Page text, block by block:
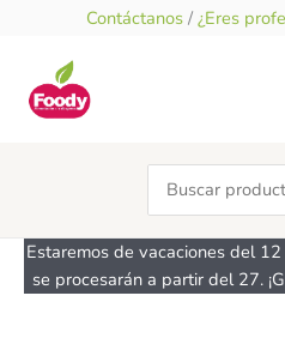
contenido
Contáctanos / ¿Eres
Search
for:
Estaremos de vacaciones del
se procesarán a partir del 27.